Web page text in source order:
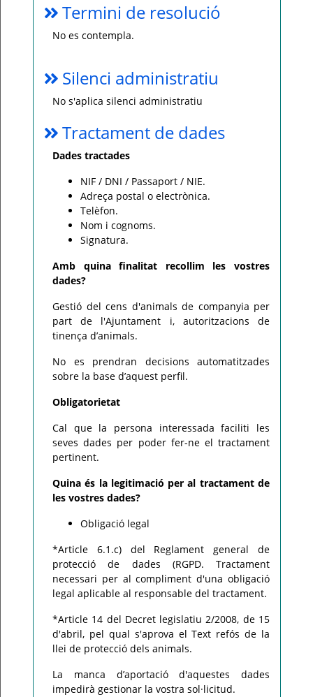
Termini de resolució
No es contempla.
Silenci administratiu
No s'aplica silenci administratiu
Tractament de dades
Dades tractades
NIF / DNI / Passaport / NIE.
Adreça postal o electrònica.
Telèfon.
Nom i cognoms.
Signatura.
Amb quina finalitat recollim les vostres
dades?
Gestió del cens d'animals de companyia per
part de l'Ajuntament i, autoritzacions de
tinença d’animals.
No es prendran decisions automatitzades
sobre la base d’aquest perfil.
Obligatorietat
Cal que la persona interessada faciliti les
seves dades per poder fer-ne el tractament
pertinent.
Quina és la legitimació per al tractament de
les vostres dades?
Obligació legal
*Article 6.1.c) del Reglament general de
protecció de dades (RGPD. Tractament
necessari per al compliment d'una obligació
legal aplicable al responsable del tractament.
*Article 14 del Decret legislatiu 2/2008, de 15
d'abril, pel qual s'aprova el Text refós de la
llei de protecció dels animals.
La manca d’aportació d'aquestes dades
impedirà gestionar la vostra sol·licitud.